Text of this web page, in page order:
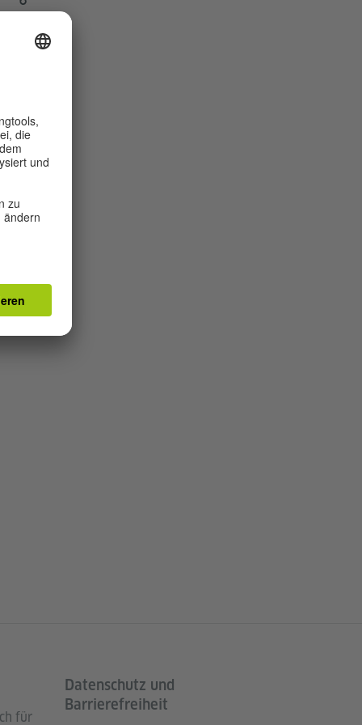
für
Datenschutz und
Barrierefreiheit